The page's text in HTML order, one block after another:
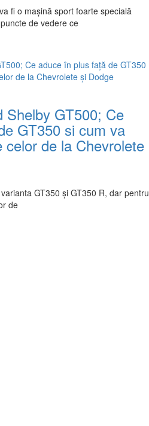
fi o maşină sport foarte specială
de vedere ce
Shelby GT500; Ce
GT350 si cum va
de la Chevrolete
GT350 şi GT350 R, dar pentru
de